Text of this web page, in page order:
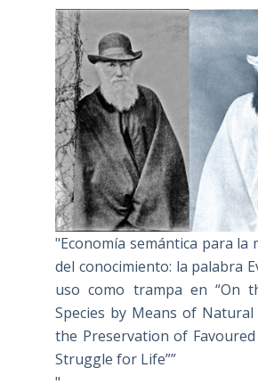
"Economía semántica para la
del conocimiento: la palabra
uso como trampa en “On
Species by Means of
the Preservation of
Struggle for Life””